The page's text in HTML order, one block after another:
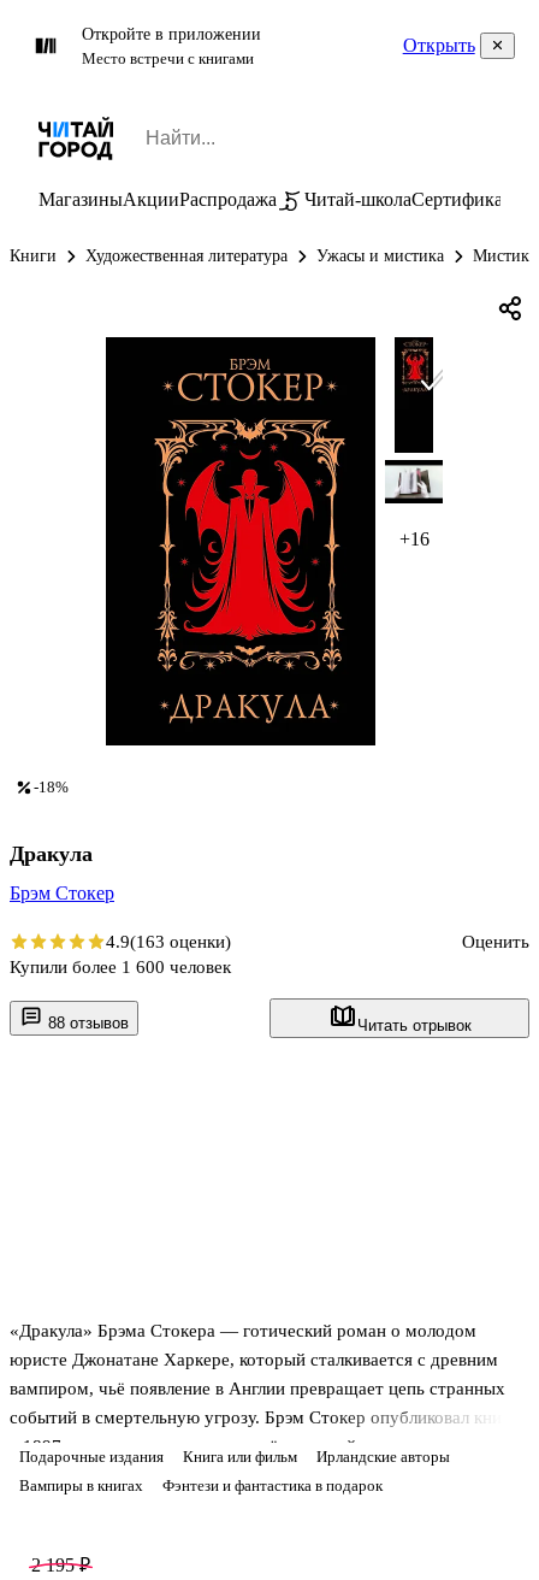
Откройте в приложении
Место встречи с книгами
Открыть
МагазиныАкцииРаспродажа Читай-школаСертификаты
Книги Художественная литература Ужасы и мистика Мистика
+16
88 отзывов Читать отрывок
Подарочные издания Книга или фильм
Ирландские авторы
Вампиры в книгах
Фэнтези и фантастика в подарок
«Дракула» Брэма Стокера — готический роман о молодом
юристе Джонатане Харкере, который сталкивается с древним
вампиром, чьё появление в Англии превращает цепь странных
событий в смертельную угрозу. Брэм Стокер опубликовал книгу
в 1897 году, и с тех пор она остаётся одной из главных точек
наблюдений и попытка всё проверить; на другой — суеверный
-18%
Дракула
Брэм Стокер
4.9(163 оценки)
Оценить
Купили более 1 600 человек
2 195 ₽